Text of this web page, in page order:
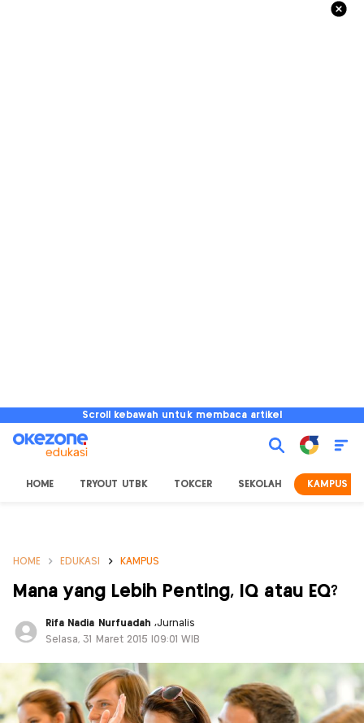
Scroll kebawah untuk membaca artikel
HOME TRYOUT UTBK TOKCER SEKOLAH KAMPUS
HOME EDUKASI KAMPUS
Mana yang Lebih Penting, IQ atau EQ?
Rifa Nadia Nurfuadah,Jurnalis
Selasa, 31 Maret 2015 |09:01 WIB